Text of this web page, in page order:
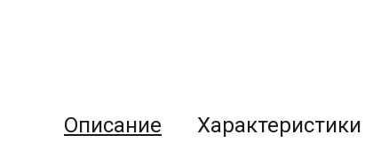
Описание Характеристики